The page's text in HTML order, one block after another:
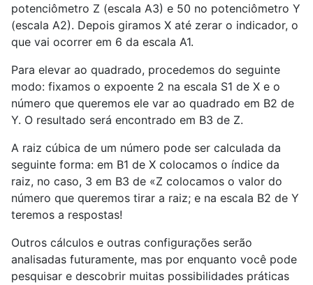
potenciômetro Z (escala A3) e 50 no potenciômetro Y
(escala A2). Depois giramos X até zerar o indicador, o
que vai ocorrer em 6 da escala A1.
Para elevar ao quadrado, procedemos do seguinte
modo: fixamos o expoente 2 na escala S1 de X e o
número que queremos ele var ao quadrado em B2 de
Y. O resultado será encontrado em B3 de Z.
A raiz cúbica de um número pode ser calculada da
seguinte forma: em B1 de X colocamos o índice da
raiz, no caso, 3 em B3 de «Z colocamos o valor do
número que queremos tirar a raiz; e na escala B2 de Y
teremos a respostas!
Outros cálculos e outras configurações serão
analisadas futuramente, mas por enquanto você pode
pesquisar e descobrir muitas possibilidades práticas